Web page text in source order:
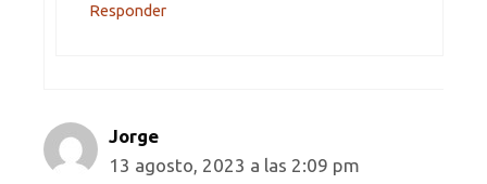
Responder
Jorge
13 agosto, 2023 a las 2:09 pm